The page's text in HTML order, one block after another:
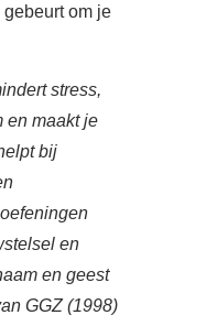
om je
stress,
en maakt je
bij
en
en geest
GGZ (1998)